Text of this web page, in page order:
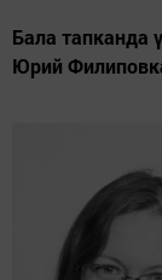
Бала тапканда
Юрий